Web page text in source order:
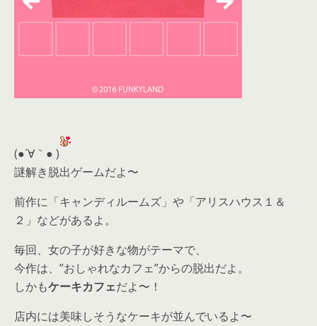
(●´∀｀● )
謎解き脱出ゲームだよ〜
前作に「キャンディルームズ」や「アリスハウス１＆
２」などがあるよ。
毎回、女の子が好きな物がテーマで、
今作は、”おしゃれなカフェ”からの脱出だよ。
しかもケーキカフェだよ〜！
店内には美味しそうなケーキが並んでいるよ〜